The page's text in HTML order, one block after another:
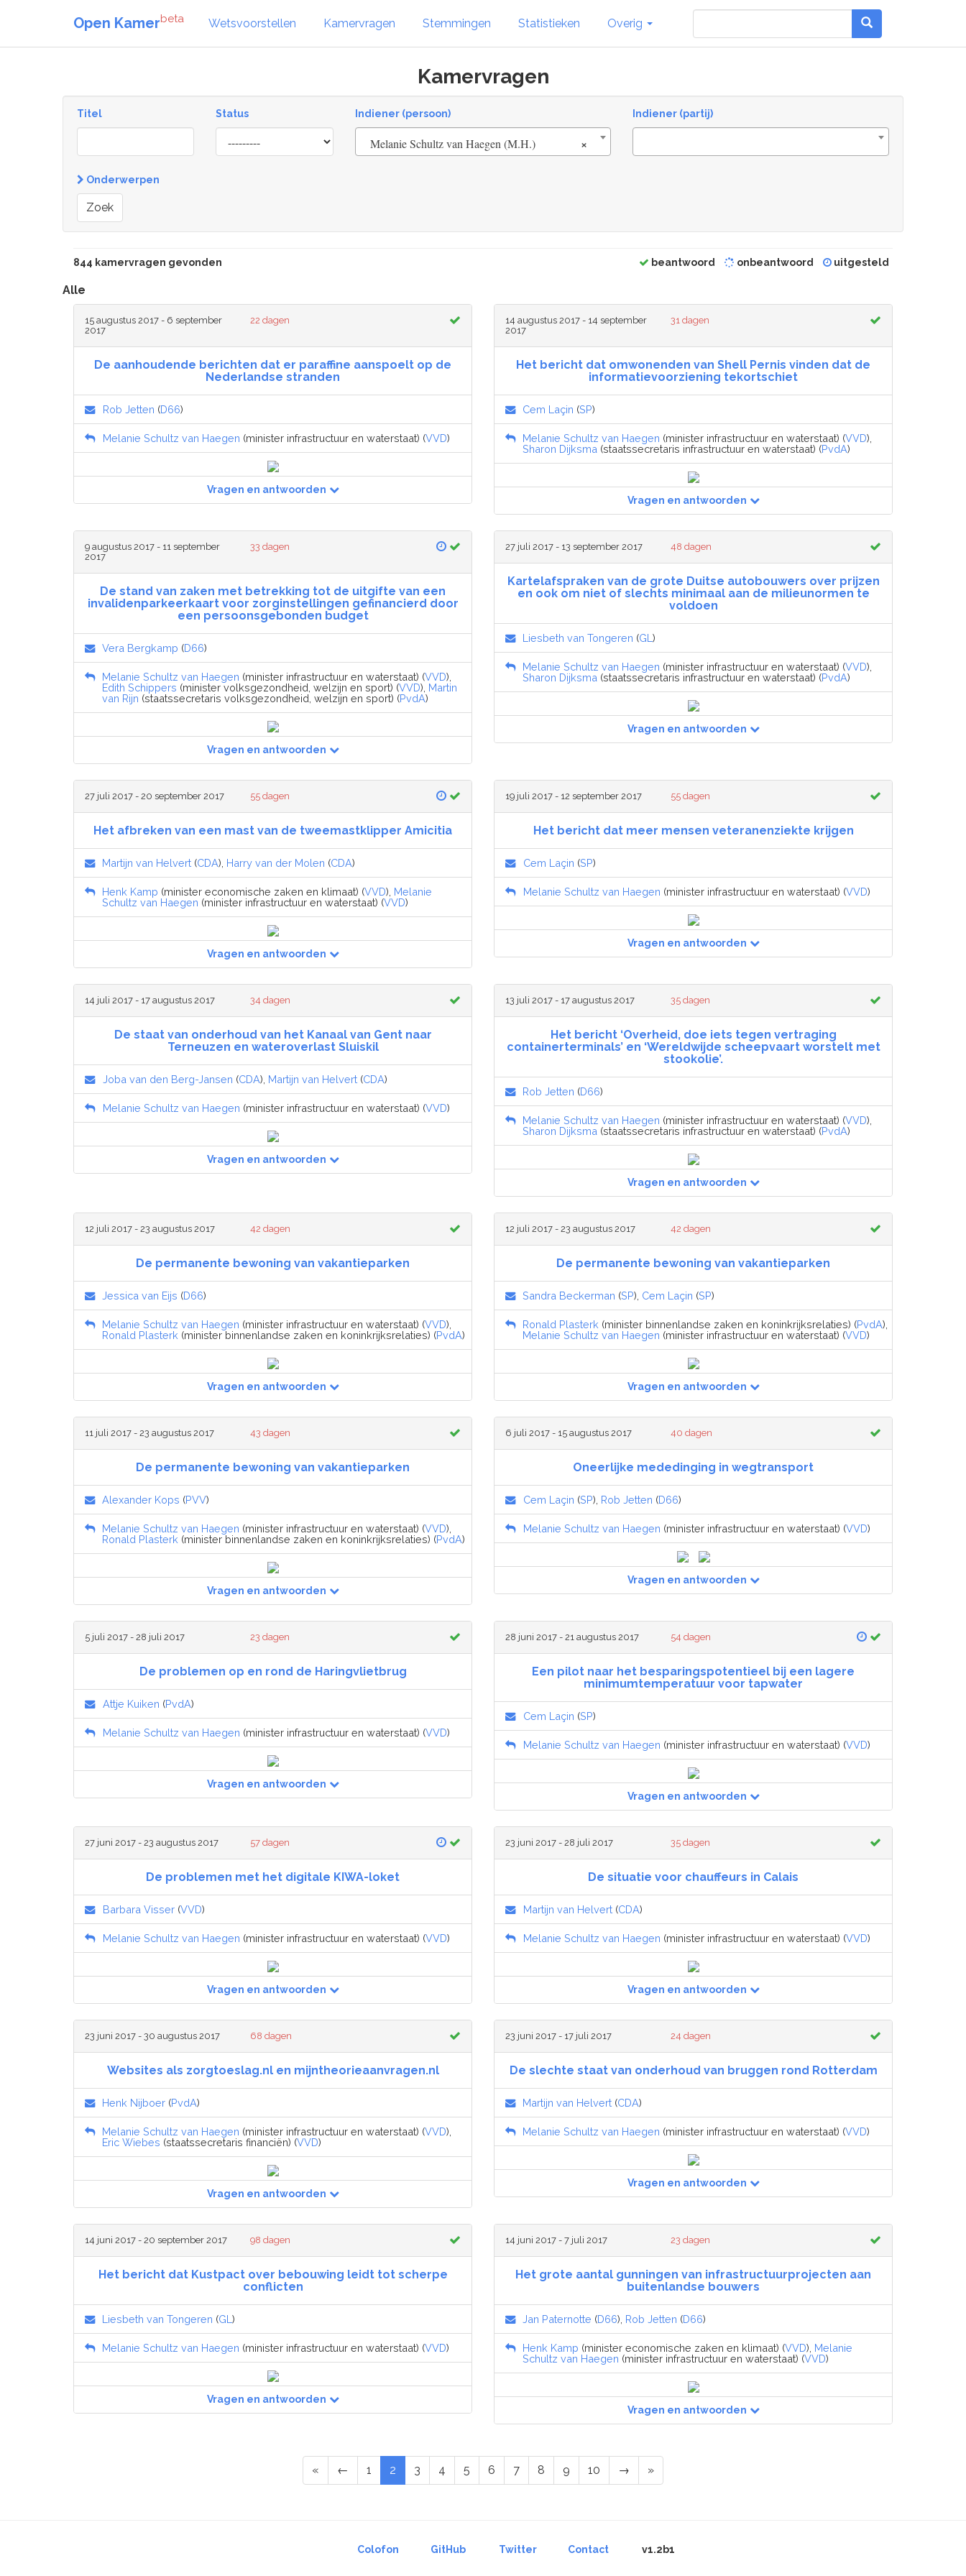
Open Kamerbeta Wetsvoorstellen Kamervragen Stemmingen Statistieken Overig
Kamervragen
Titel Status
[invalid
name]
Indiener (persoon)
×
Melanie Schultz van Haegen (M.H.)
Indiener (partij)
Onderwerpen
Zoek
844 kamervragen gevonden beantwoord onbeantwoord uitgesteld
Alle
15 augustus 2017 - 6 september
2017
22 dagen
De aanhoudende berichten dat er paraffine aanspoelt op de
Nederlandse stranden
Rob Jetten (D66)
Melanie Schultz van Haegen (minister infrastructuur en waterstaat) (VVD)
Vragen en antwoorden
14 augustus 2017 - 14 september
2017
31 dagen
Het bericht dat omwonenden van Shell Pernis vinden dat de
informatievoorziening tekortschiet
Cem Laçin (SP)
Melanie Schultz van Haegen (minister infrastructuur en waterstaat) (VVD),
Sharon Dijksma (staatssecretaris infrastructuur en waterstaat) (PvdA)
Vragen en antwoorden
9 augustus 2017 - 11 september
2017
33 dagen
De stand van zaken met betrekking tot de uitgifte van een
invalidenparkeerkaart voor zorginstellingen gefinancierd door
een persoonsgebonden budget
Vera Bergkamp (D66)
Melanie Schultz van Haegen (minister infrastructuur en waterstaat) (VVD),
Edith Schippers (minister volksgezondheid, welzijn en sport) (VVD), Martin
van Rijn (staatssecretaris volksgezondheid, welzijn en sport) (PvdA)
Vragen en antwoorden
27 juli 2017 - 13 september 2017 48 dagen
Kartelafspraken van de grote Duitse autobouwers over prijzen
en ook om niet of slechts minimaal aan de milieunormen te
voldoen
Liesbeth van Tongeren (GL )
Melanie Schultz van Haegen (minister infrastructuur en waterstaat) (VVD),
Sharon Dijksma (staatssecretaris infrastructuur en waterstaat) (PvdA)
Vragen en antwoorden
27 juli 2017 - 20 september 2017 55 dagen
Het afbreken van een mast van de tweemastklipper Amicitia
Martijn van Helvert (CDA), Harry van der Molen (CDA)
Henk Kamp (minister economische zaken en klimaat) (VVD), Melanie
Schultz van Haegen (minister infrastructuur en waterstaat) (VVD)
Vragen en antwoorden
19 juli 2017 - 12 september 2017 55 dagen
Het bericht dat meer mensen veteranenziekte krijgen
Cem Laçin (SP)
Melanie Schultz van Haegen (minister infrastructuur en waterstaat) (VVD)
Vragen en antwoorden
14 juli 2017 - 17 augustus 2017 34 dagen
De staat van onderhoud van het Kanaal van Gent naar
Terneuzen en wateroverlast Sluiskil
Joba van den Berg-Jansen (CDA), Martijn van Helvert (CDA)
Melanie Schultz van Haegen (minister infrastructuur en waterstaat) (VVD)
Vragen en antwoorden
13 juli 2017 - 17 augustus 2017 35 dagen
Het bericht ‘Overheid, doe iets tegen vertraging
containerterminals’ en ‘Wereldwijde scheepvaart worstelt met
stookolie’.
Rob Jetten (D66)
Melanie Schultz van Haegen (minister infrastructuur en waterstaat) (VVD),
Sharon Dijksma (staatssecretaris infrastructuur en waterstaat) (PvdA)
Vragen en antwoorden
12 juli 2017 - 23 augustus 2017 42 dagen
De permanente bewoning van vakantieparken
Jessica van Eijs (D66)
Melanie Schultz van Haegen (minister infrastructuur en waterstaat) (VVD),
Ronald Plasterk (minister binnenlandse zaken en koninkrijksrelaties) (PvdA)
Vragen en antwoorden
12 juli 2017 - 23 augustus 2017 42 dagen
De permanente bewoning van vakantieparken
Sandra Beckerman (SP), Cem Laçin (SP)
Ronald Plasterk (minister binnenlandse zaken en koninkrijksrelaties) (PvdA),
Melanie Schultz van Haegen (minister infrastructuur en waterstaat) (VVD)
Vragen en antwoorden
11 juli 2017 - 23 augustus 2017 43 dagen
De permanente bewoning van vakantieparken
Alexander Kops (PVV)
Melanie Schultz van Haegen (minister infrastructuur en waterstaat) (VVD),
Ronald Plasterk (minister binnenlandse zaken en koninkrijksrelaties) (PvdA)
Vragen en antwoorden
6 juli 2017 - 15 augustus 2017 40 dagen
Oneerlijke mededinging in wegtransport
Cem Laçin (SP), Rob Jetten (D66)
Melanie Schultz van Haegen (minister infrastructuur en waterstaat) (VVD)
Vragen en antwoorden
5 juli 2017 - 28 juli 2017 23 dagen
De problemen op en rond de Haringvlietbrug
Attje Kuiken (PvdA)
Melanie Schultz van Haegen (minister infrastructuur en waterstaat) (VVD)
Vragen en antwoorden
28 juni 2017 - 21 augustus 2017 54 dagen
Een pilot naar het besparingspotentieel bij een lagere
minimumtemperatuur voor tapwater
Cem Laçin (SP)
Melanie Schultz van Haegen (minister infrastructuur en waterstaat) (VVD)
Vragen en antwoorden
27 juni 2017 - 23 augustus 2017 57 dagen
De problemen met het digitale KIWA-loket
Barbara Visser (VVD)
Melanie Schultz van Haegen (minister infrastructuur en waterstaat) (VVD)
Vragen en antwoorden
23 juni 2017 - 28 juli 2017 35 dagen
De situatie voor chauffeurs in Calais
Martijn van Helvert (CDA)
Melanie Schultz van Haegen (minister infrastructuur en waterstaat) (VVD)
Vragen en antwoorden
23 juni 2017 - 30 augustus 2017 68 dagen
Websites als zorgtoeslag.nl en mijntheorieaanvragen.nl
Henk Nijboer (PvdA)
Melanie Schultz van Haegen (minister infrastructuur en waterstaat) (VVD),
Eric Wiebes (staatssecretaris financiën) (VVD)
Vragen en antwoorden
23 juni 2017 - 17 juli 2017 24 dagen
De slechte staat van onderhoud van bruggen rond Rotterdam
Martijn van Helvert (CDA)
Melanie Schultz van Haegen (minister infrastructuur en waterstaat) (VVD)
Vragen en antwoorden
14 juni 2017 - 20 september 2017 98 dagen
Het bericht dat Kustpact over bebouwing leidt tot scherpe
conflicten
Liesbeth van Tongeren (GL )
Melanie Schultz van Haegen (minister infrastructuur en waterstaat) (VVD)
Vragen en antwoorden
14 juni 2017 - 7 juli 2017 23 dagen
Het grote aantal gunningen van infrastructuurprojecten aan
buitenlandse bouwers
Jan Paternotte (D66), Rob Jetten (D66)
Henk Kamp (minister economische zaken en klimaat) (VVD), Melanie
Schultz van Haegen (minister infrastructuur en waterstaat) (VVD)
Vragen en antwoorden
« ← 1 2 3 4 5 6 7 8 9 10 → »
Colofon GitHub Twitter Contact v1.2b1